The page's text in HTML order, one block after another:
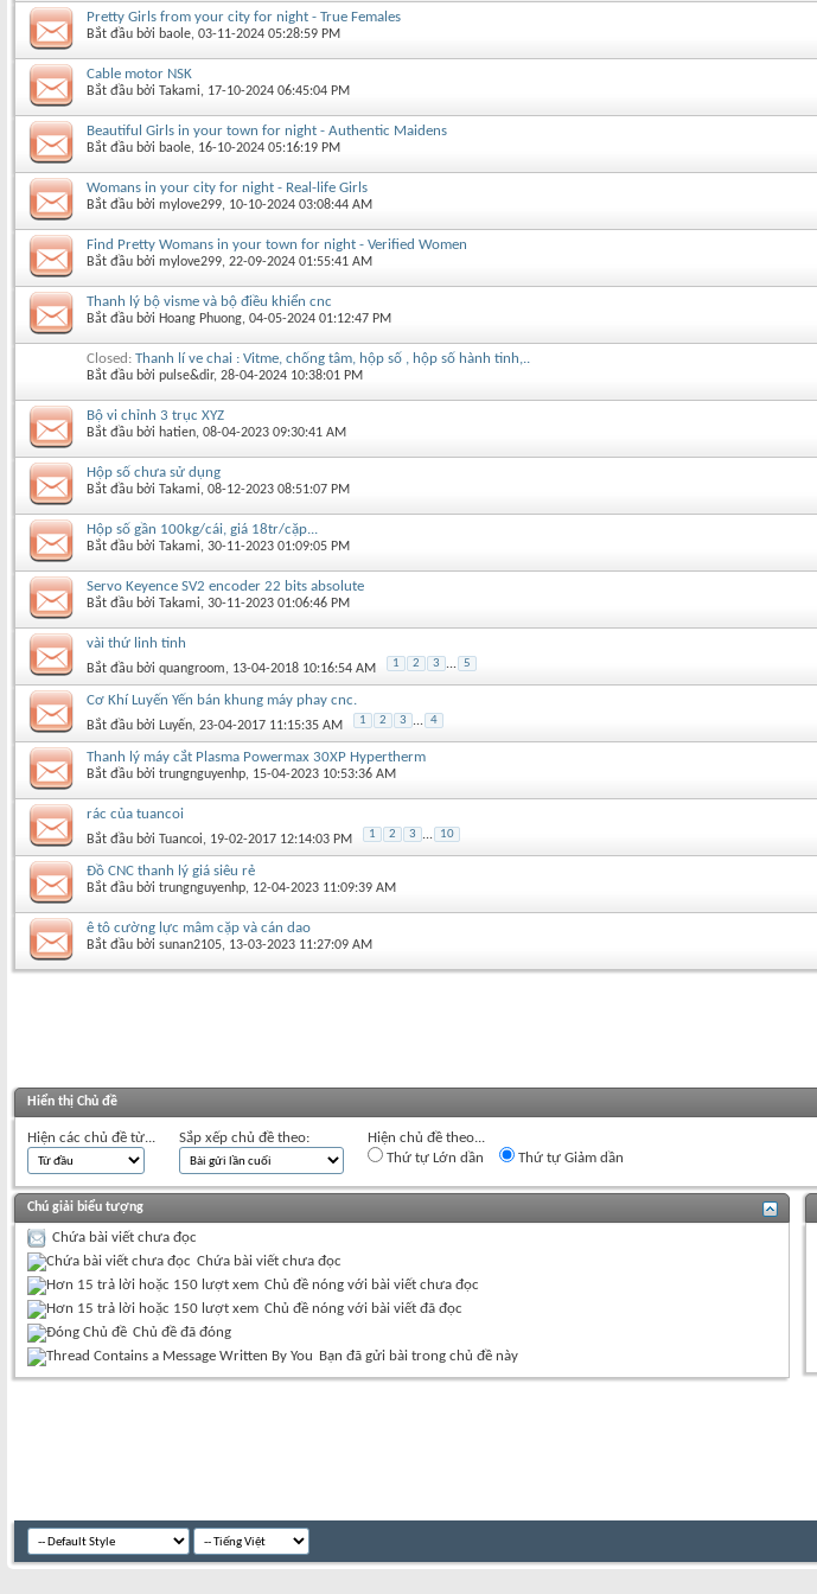
Pretty Girls from your city for night - True Females
Bắt đầu bởi baole‎, 03-11-2024 05:28:59 PM
Cable motor NSK
Bắt đầu bởi Takami‎, 17-10-2024 06:45:04 PM
Beautiful Girls in your town for night - Authentic Maidens
Bắt đầu bởi baole‎, 16-10-2024 05:16:19 PM
Womans in your city for night - Real-life Girls
Bắt đầu bởi mylove299‎, 10-10-2024 03:08:44 AM
Find Pretty Womans in your town for night - Verified Women
Bắt đầu bởi mylove299‎, 22-09-2024 01:55:41 AM
Thanh lý bộ visme và bộ điều khiển cnc
Bắt đầu bởi Hoang Phuong‎, 04-05-2024 01:12:47 PM
Closed: Thanh lí ve chai : Vitme, chống tâm, hộp số , hộp số hành tinh,..
Bắt đầu bởi pulse&dir‎, 28-04-2024 10:38:01 PM
Bộ vi chỉnh 3 trục XYZ
Bắt đầu bởi hatien‎, 08-04-2023 09:30:41 AM
Hộp số chưa sử dụng
Bắt đầu bởi Takami‎, 08-12-2023 08:51:07 PM
Hộp số gần 100kg/cái, giá 18tr/cặp...
Bắt đầu bởi Takami‎, 30-11-2023 01:09:05 PM
Servo Keyence SV2 encoder 22 bits absolute
Bắt đầu bởi Takami‎, 30-11-2023 01:06:46 PM
vài thứ linh tinh
Bắt đầu bởi quangroom‎, 13-04-2018 10:16:54 AM 1 2 3 ... 5
Cơ Khí Luyến Yến bán khung máy phay cnc.
Bắt đầu bởi Luyến‎, 23-04-2017 11:15:35 AM 1 2 3 ... 4
Thanh lý máy cắt Plasma Powermax 30XP Hypertherm
Bắt đầu bởi trungnguyenhp‎, 15-04-2023 10:53:36 AM
rác của tuancoi
Bắt đầu bởi Tuancoi‎, 19-02-2017 12:14:03 PM 1 2 3 ... 10
Đồ CNC thanh lý giá siêu rẻ
Bắt đầu bởi trungnguyenhp‎, 12-04-2023 11:09:39 AM
ê tô cường lực mâm cặp và cán dao
Bắt đầu bởi sunan2105‎, 13-03-2023 11:27:09 AM
Hiển thị Chủ đề
Hiện các chủ đề từ... Sắp xếp chủ đề theo:
Hiện chủ đề theo...
Thứ tự Lớn dần
Thứ tự Giảm dần
Chú giải biểu tượng
Chứa bài viết chưa đọc
Chứa bài viết chưa đọc
Chủ đề nóng với bài viết chưa đọc
Chủ đề nóng với bài viết đã đọc
Chủ đề đã đóng
Bạn đã gửi bài trong chủ đề này